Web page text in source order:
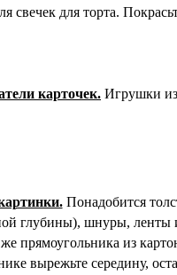
свечек для торта.
карточек. Игрушки из
Понадобится
глубины), шнуры, ленты
прямоугольника из
вырежьте середину,